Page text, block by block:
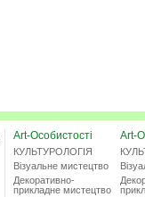
Art-Особистості
КУЛЬТУРОЛОГІЯ
Візуальне мистецтво
Декоративно-
прикладне мистецтво
Art-